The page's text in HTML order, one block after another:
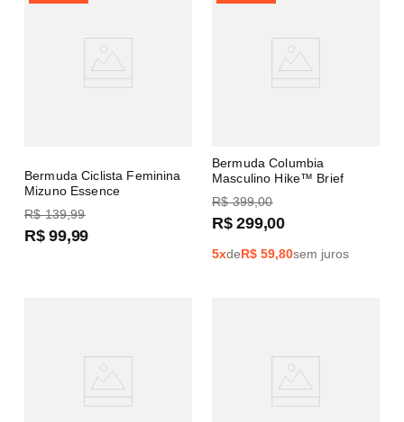
Bermuda Ciclista Feminina
Mizuno Essence
R$ 139,99
R$ 99,99
Bermuda Columbia
Masculino Hike™ Brief
R$ 399,00
R$ 299,00
5xdeR$ 59,80sem juros